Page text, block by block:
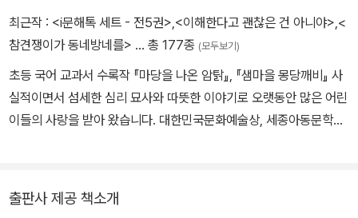
최근작 : <i문해톡 세트 - 전5권> <이해한다고 괜찮은 건 아니야> <
참견쟁이가 동네방네를> … 총 177종 (모두보기)
초등 국어 교과서 수록작 『마당을 나온 암탉』, 『샘마을 몽당깨비』 사
실적이면서 섬세한 심리 묘사와 따뜻한 이야기로 오랫동안 많은 어린
이들의 사랑을 받아 왔습니다. 대한민국문화예술상, 세종아동문학상,
등이 있습니다.
출판사 제공 책소개